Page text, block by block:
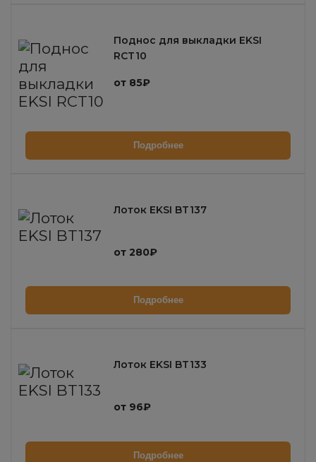
Поднос для выкладки EKSI
RCT10
от 85₽
Подробнее
Лоток EKSI BT137
от 280₽
Подробнее
Лоток EKSI BT133
от 96₽
Подробнее